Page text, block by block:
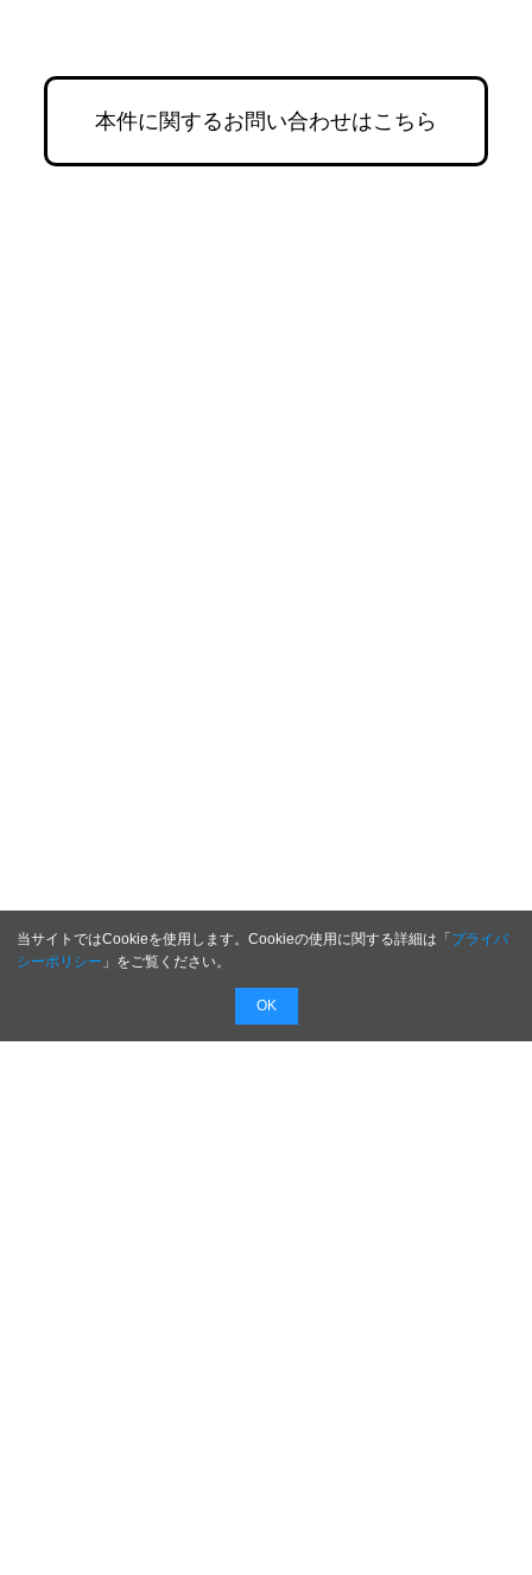
当サイトではCookieを使用します。Cookieの使用に関する詳細は「プライバ
シーポリシー 」をご覧ください。
OK
本件に関するお問い合わせはこちら